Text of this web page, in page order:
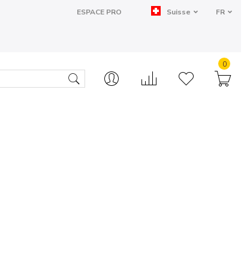
ESPACE PRO Suisse FR